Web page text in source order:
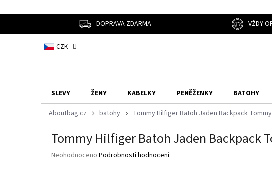
na
CZK
DOPRAVA ZDARMA VŽDY
SLEVY ŽENY KABELKY PENĚŽENKY BATOHY
batohy
Tommy Hilfiger Batoh Jaden Backpack
Tommy Hilfiger Batoh Jaden Backpack
Průměrné
Neohodnoceno Podrobnosti hodnocení